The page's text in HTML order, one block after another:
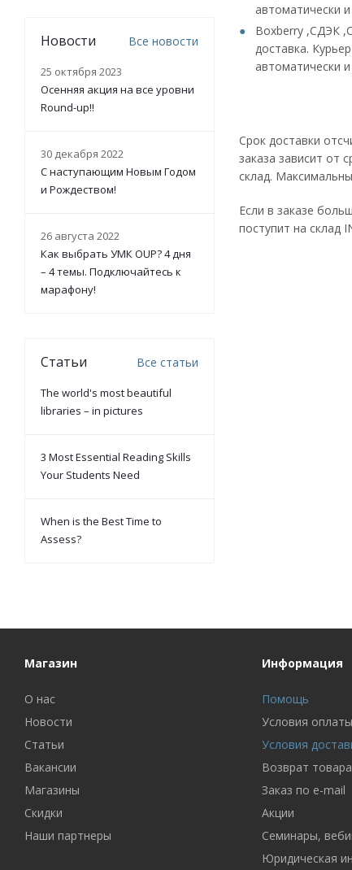
автоматически
Boxberry ,СДЭК
доставка.
автоматически
Срок доставки
заказа зависит от
склад.
Если в заказе
поступит на склад
Новости Все новости
25 октября 2023
Осенняя акция на все уровни
Round-up!!
30 декабря 2022
С наступающим Новым Годом
и Рождеством!
26 августа 2022
Как выбрать УМК OUP? 4 дня
– 4 темы. Подключайтесь к
марафону!
Статьи Все статьи
The world's most beautiful
libraries – in pictures
3 Most Essential Reading Skills
Your Students Need
When is the Best Time to
Assess?
Магазин
О нас
Новости
Статьи
Вакансии
Магазины
Скидки
Наши партнеры
Информация
Помощь
Условия оплаты
Условия
Возврат товара
Заказ по e-mail
Акции
Семинары,
Юридическая